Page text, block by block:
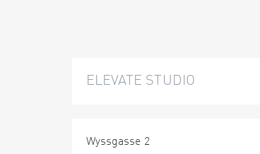
ELEVATE STUDIO
Wyssgasse 2